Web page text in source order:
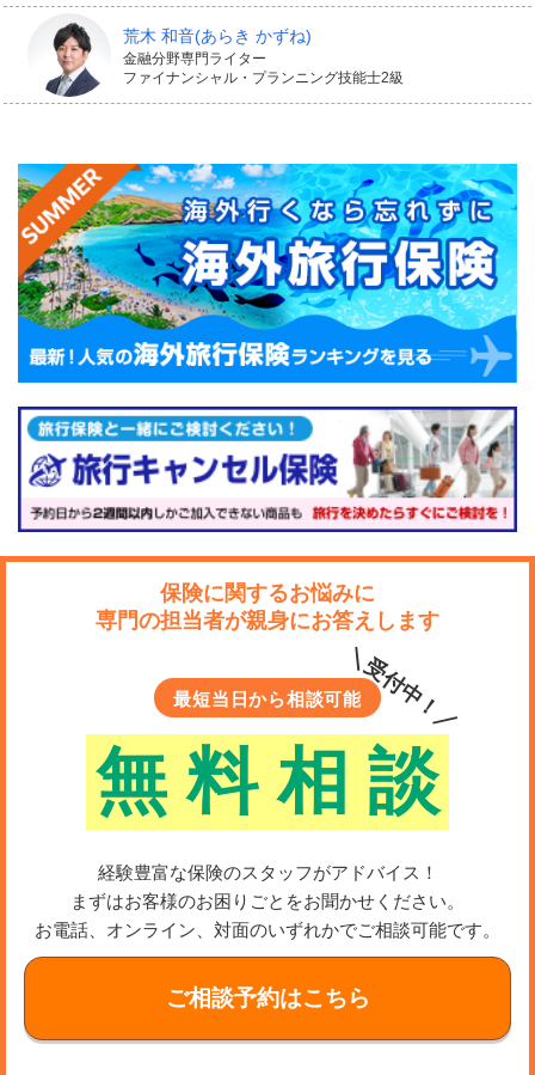
荒木 和音(あらき かずね)
金融分野専門ライター
ファイナンシャル・プランニング技能士2級
保険に関するお悩みに
専門の担当者が親身にお答えします
最短当日から相談可能
無 料 相 談
＼受付中！／
経験豊富な保険のスタッフがアドバイス！
まずはお客様のお困りごとをお聞かせください。
お電話、オンライン、対面のいずれかでご相談可能です。
ご相談予約はこちら